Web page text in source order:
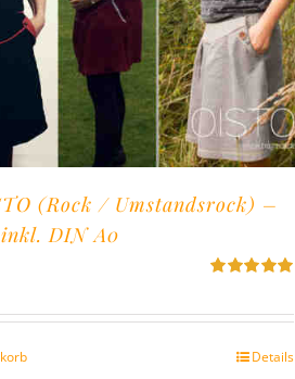
(Rock / Umstandsrock) –
DIN A0
5
Details